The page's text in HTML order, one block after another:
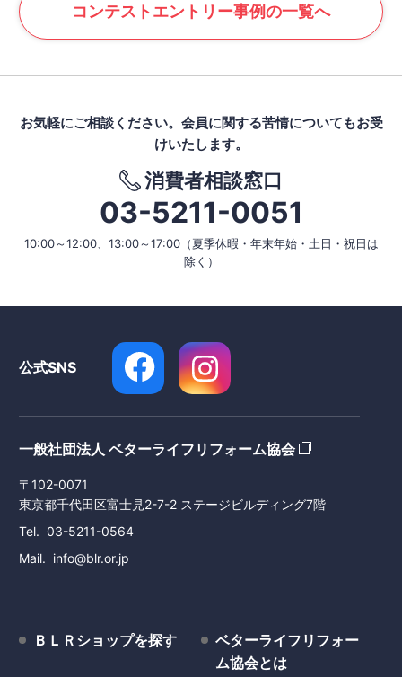
コンテストエントリー事例の一覧へ
お気軽にご相談ください。 会員に関する苦情についてもお受
けいたします。
消費者相談窓口
03-5211-0051
10:00～12:00、13:00～17:00（夏季休暇・年末年始・土日・祝日は
除く）
公式SNS
一般社団法人 ベターライフリフォーム協会
〒102-0071
東京都千代田区富士見2-7-2 ステージビルディング7階
Tel
03-5211-0564
Mail
info@blr.or.jp
ＢＬＲショップを探す
ベターライフリフォー
ム協会とは